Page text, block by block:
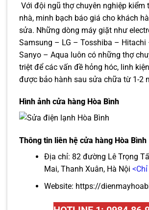
Với đội ngũ thợ chuyên nghiệp kiểm
nhà, minh bạch báo giá cho khách
sửa. Những dòng máy giặt như
Samsung – LG – Tosshiba –
Sanyo – Aqua luôn có những thợ
triệt để các vấn đề hỏng hóc, linh
được bảo hành sau sửa chữa từ 1-2
Hình ảnh cửa hàng Hòa Bình
Thông tin liên hệ cửa hàng Hòa Bình
Địa chỉ: 82 đường Lê Trọng
Mai, Thanh Xuân, Hà Nội
Website: https://